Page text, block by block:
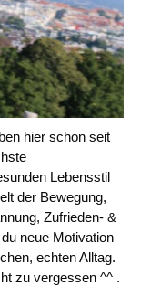
hier schon seit
Lebensstil
der Bewegung,
Zufrieden- &
neue Motivation
echten Alltag.
zu vergessen ^^ .